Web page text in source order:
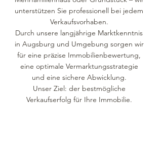
unterstützen Sie professionell bei jedem
Verkaufsvorhaben.
Durch unsere langjährige Marktkenntnis
in Augsburg und Umgebung sorgen wir
für eine präzise Immobilienbewertung,
eine optimale Vermarktungsstrategie
und eine sichere Abwicklung.
Unser Ziel: der bestmögliche
Verkaufserfolg für Ihre Immobilie.